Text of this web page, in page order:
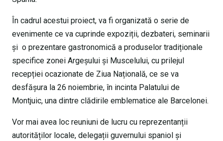
În cadrul acestui proiect, va fi organizată o serie de
evenimente ce va cuprinde expoziții, dezbateri, seminarii
şi o prezentare gastronomică a produselor tradiționale
specifice zonei Argeșului și Muscelului, cu prilejul
recepției ocazionate de Ziua Națională, ce se va
desfășura la 26 noiembrie, în incinta Palatului de
Montjuic, una dintre clădirile emblematice ale Barcelonei.
Vor mai avea loc reuniuni de lucru cu reprezentanții
autorităților locale, delegații guvernului spaniol și